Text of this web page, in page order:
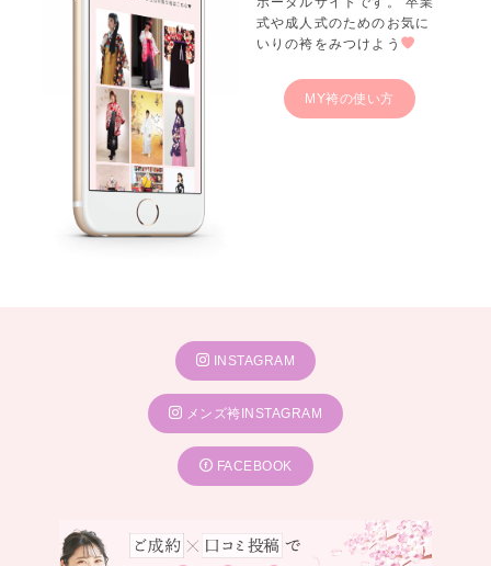
式や成人式のためのお気に
いりの袴をみつけよう
MY袴の使い方
INSTAGRAM
メンズ袴INSTAGRAM
FACEBOOK